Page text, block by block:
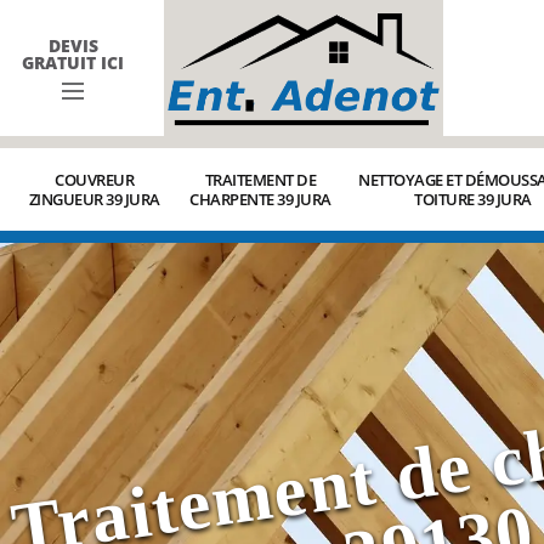
DEVIS
GRATUIT ICI
COUVREUR
ZINGUEUR 39 JURA
TRAITEMENT DE
CHARPENTE 39 JURA
NETTOYAGE ET
TOITURE 39 JURA